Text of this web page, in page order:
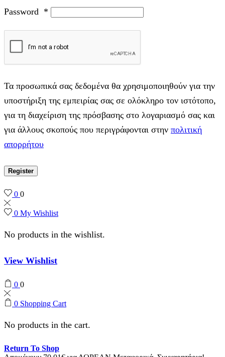
Password *
Τα προσωπικά σας δεδομένα θα χρησιμοποιηθούν για την
υποστήριξη της εμπειρίας σας σε ολόκληρο τον ιστότοπο,
για τη διαχείριση της πρόσβασης στο λογαριασμό σας και
για άλλους σκοπούς που περιγράφονται στην πολιτική
απορρήτου
Register
0 0
0 My Wishlist
No products in the wishlist.
View Wishlist
0 0
0 Shopping Cart
No products in the cart.
Return To Shop